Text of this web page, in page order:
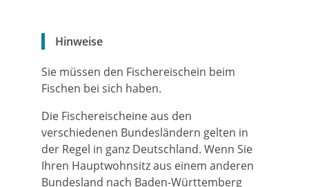
Hinweise
Sie müssen den Fischereischein beim
Fischen bei sich haben.
Die Fischereischeine aus den
verschiedenen Bundesländern gelten in
der Regel in ganz Deutschland. Wenn Sie
Ihren Hauptwohnsitz aus einem anderen
Bundesland nach Baden-Württemberg